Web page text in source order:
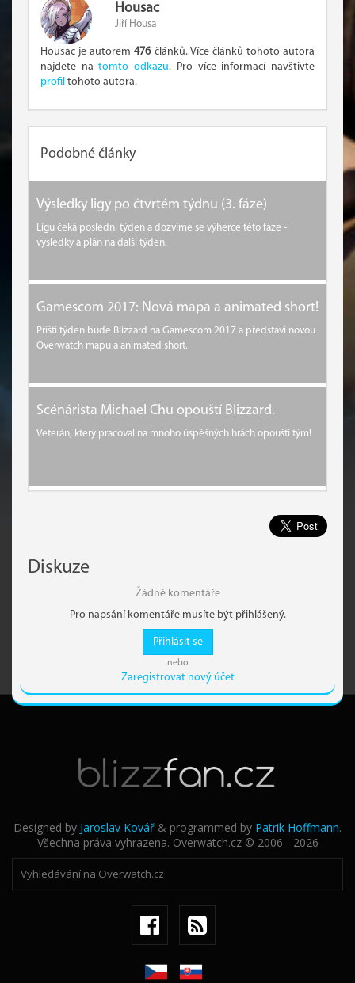
Housac
Jiří Housa
Housac je autorem476článků. Více článků tohoto autora
najdete natomto odkazu. Pro více informací navštivte
profil tohoto autora.
Podobné články
Výsledky ligy po čtvrtém týdnu (3. fáze)
Ligu čeká poslední týden a dozvíme se výherce této fáze -
výsledky a plán na další týden.
Gamescom 2017: Nová mapa a animated short!
Příští týden bude Blizzard na Gamescom 2017 a představí novou
Overwatch mapu a animated short.
Scénárista Michael Chu opouští Blizzard.
Veterán, který pracoval na mnoho úspěšných hrách opouští tým!
Diskuze
Žádné komentáře
Pro napsání komentáře musíte být přihlášený.
Přihlásit se
nebo
Zaregistrovat nový účet
Designed by Jaroslav Kovář & programmed by Patrik Hoffmann.
Všechna práva vyhrazena. Overwatch.cz © 2006 - 2026